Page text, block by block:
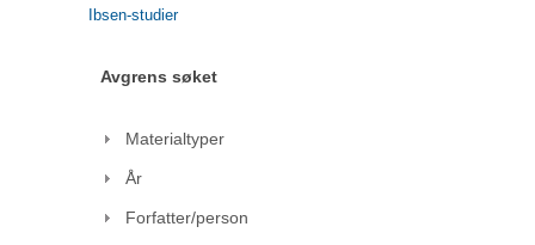
Ibsen-studier
Avgrens søket
Materialtyper
År
Forfatter/person